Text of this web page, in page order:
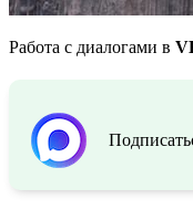
Работа с диалогами в